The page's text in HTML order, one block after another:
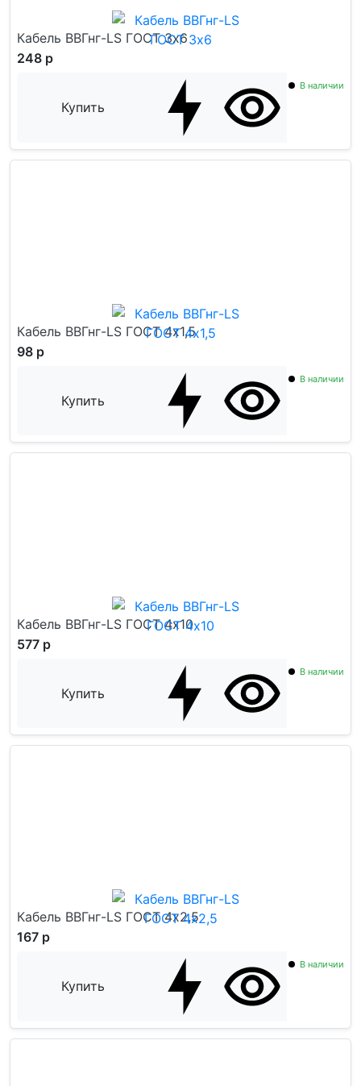
Кабель ВВГнг-LS ГОСТ 3x6
248 р
Купить
В наличии
Кабель ВВГнг-LS ГОСТ 4x1,5
98 р
Купить
В наличии
Кабель ВВГнг-LS ГОСТ 4x10
577 р
Купить
В наличии
Кабель ВВГнг-LS ГОСТ 4x2,5
167 р
Купить
В наличии